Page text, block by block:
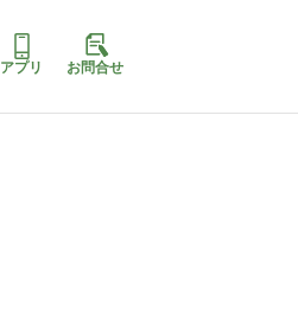
アプリ お問合せ